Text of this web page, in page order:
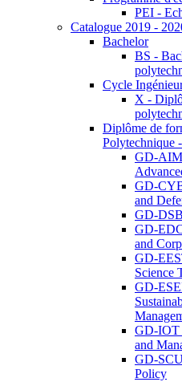
PEI -
Catalogue 2019 -
Bachelor
BS -
Cycle
X -
Diplôme de
Polytechnique
GD-AIM
GD-
and
GD-
GD-
and
GD-
Science
GD-
GD-IOT
and
GD-
Policy